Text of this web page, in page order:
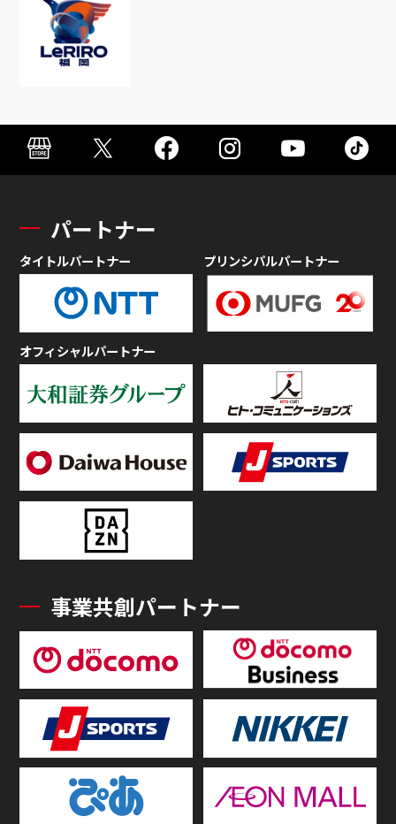
パートナー
タイトルパートナー プリンシパルパートナー
オフィシャルパートナー
事業共創パートナー